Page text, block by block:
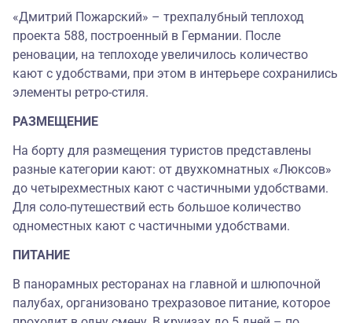
«Дмитрий Пожарский» – трехпалубный теплоход
проекта 588, построенный в Германии. После
реновации, на теплоходе увеличилось количество
кают с удобствами, при этом в интерьере сохранились
элементы ретро-стиля.
РАЗМЕЩЕНИЕ
На борту для размещения туристов представлены
разные категории кают: от двухкомнатных «Люксов»
до четырехместных кают с частичными удобствами.
Для соло-путешествий есть большое количество
одноместных кают с частичными удобствами.
ПИТАНИЕ
В панорамных ресторанах на главной и шлюпочной
палубах, организовано трехразовое питание, которое